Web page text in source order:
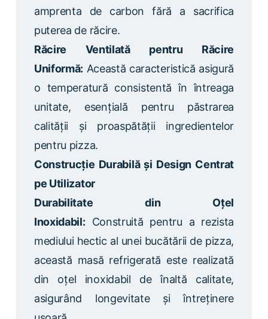
amprenta de carbon fără a sacrifica
puterea de răcire.
Răcire Ventilată pentru Răcire
Uniformă: Această caracteristică asigură
o temperatură consistentă în întreaga
unitate, esențială pentru păstrarea
calității și proaspătății ingredientelor
pentru pizza.
Construcție Durabilă și Design Centrat
pe Utilizator
Durabilitate din Oțel
Inoxidabil: Construită pentru a rezista
mediului hectic al unei bucătării de pizza,
această masă refrigerată este realizată
din oțel inoxidabil de înaltă calitate,
asigurând longevitate și întreținere